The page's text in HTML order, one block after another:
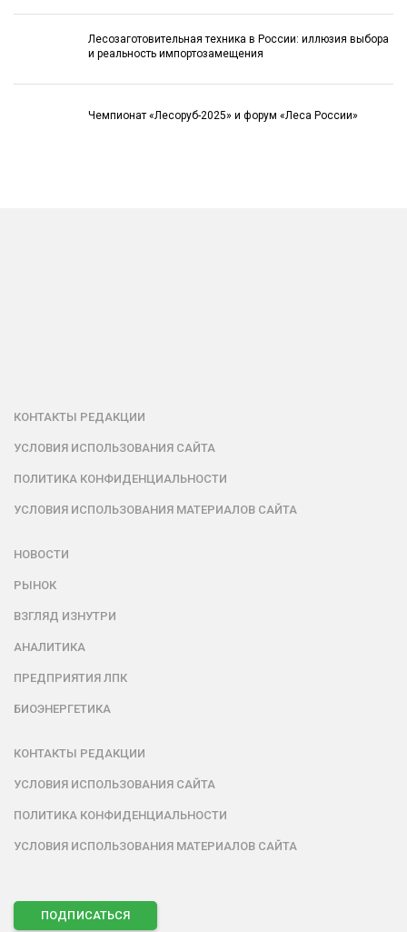
Лесозаготовительная техника в России: иллюзия выбора
и реальность импортозамещения
Чемпионат «Лесоруб-2025» и форум «Леса России»
КОНТАКТЫ РЕДАКЦИИ
УСЛОВИЯ ИСПОЛЬЗОВАНИЯ САЙТА
ПОЛИТИКА КОНФИДЕНЦИАЛЬНОСТИ
УСЛОВИЯ ИСПОЛЬЗОВАНИЯ МАТЕРИАЛОВ САЙТА
НОВОСТИ
РЫНОК
ВЗГЛЯД ИЗНУТРИ
АНАЛИТИКА
ПРЕДПРИЯТИЯ ЛПК
БИОЭНЕРГЕТИКА
КОНТАКТЫ РЕДАКЦИИ
УСЛОВИЯ ИСПОЛЬЗОВАНИЯ САЙТА
ПОЛИТИКА КОНФИДЕНЦИАЛЬНОСТИ
УСЛОВИЯ ИСПОЛЬЗОВАНИЯ МАТЕРИАЛОВ САЙТА
ПОДПИСАТЬСЯ